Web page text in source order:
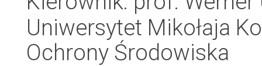
Uniwersytet Mikołaja
Ochrony Środowiska